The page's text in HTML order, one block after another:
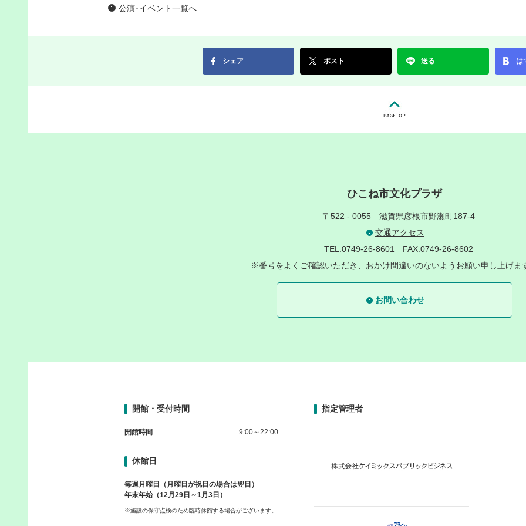
公演･イベント一覧へ
シェア ポスト 送る は
ひこね市文化プラザ
〒522 - 0055 滋賀県彦根市野瀬町187-4
交通アクセス
TEL.0749-26-8601 FAX.0749-26-8602
※番号をよくご確認いただき、おかけ間違いのないようお願い申し上げま
お問い合わせ
開館・受付時間
開館時間 9:00～22:00
休館日
毎週月曜日（月曜日が祝日の場合は翌日）
年末年始（12月29日～1月3日）
※施設の保守点検のため臨時休館する場合がございます。
指定管理者